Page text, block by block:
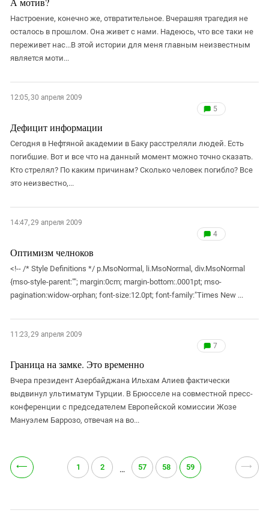
Настроение, конечно же, отвратительное. Вчерашяя трагедия не
осталось в прошлом. Она живет с нами. Надеюсь, что все таки не
переживет нас...В этой истории для меня главным неизвестным
является моти...
12:05, 30 апреля 2009
5
Дефицит информации
Сегодня в Нефтяной академии в Баку расстреляли людей. Есть
погибшие. Вот и все что на данный момент можно точно сказать.
Кто стрелял? По каким причинам? Сколько человек погибло? Все
это неизвестно,...
14:47, 29 апреля 2009
4
Оптимизм челноков
<!-- /* Style Definitions */ p.MsoNormal, li.MsoNormal, div.MsoNormal
{mso-style-parent:""; margin:0cm; margin-bottom:.0001pt; mso-
pagination:widow-orphan; font-size:12.0pt; font-family:"Times New ...
11:23, 29 апреля 2009
7
Граница на замке. Это временно
Вчера президент Азербайджана Ильхам Алиев фактически
выдвинул ультиматум Турции. В Брюсселе на совместной пресс-
конференции с председателем Европейской комиссии Жозе
Мануэлем Баррозо, отвечая на во...
⟵ 1 2 … 57 58 59 ⟶